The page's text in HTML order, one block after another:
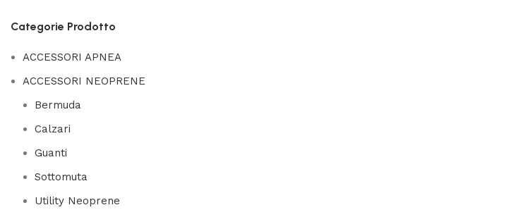
Categorie Prodotto
ACCESSORI APNEA
ACCESSORI NEOPRENE
Bermuda
Calzari
Guanti
Sottomuta
Utility Neoprene